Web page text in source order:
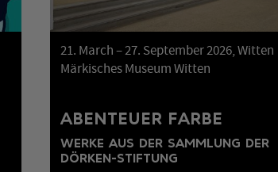
21. March – 27. September 2026, Witten
Märkisches Museum Witten
ABENTEUER FARBE
WERKE AUS DER SAMMLUNG DER
DÖRKEN-STIFTUNG